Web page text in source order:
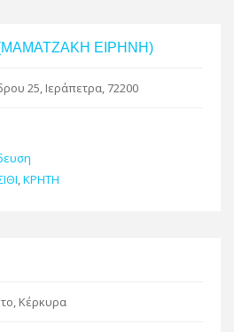
ΕΙΡΗΝΗ)
25, Ιεράπετρα, 72200
,ΚΡΗΤΗ
Κέρκυρα